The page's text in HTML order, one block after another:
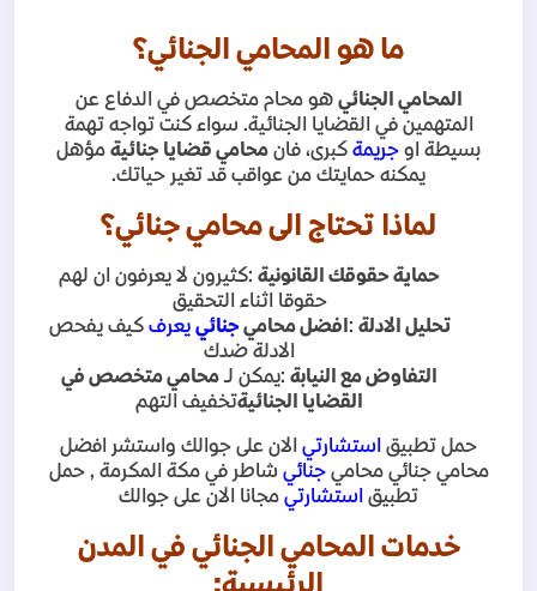
ما هو المحامي الجنائي؟
المحامي الجنائي هو محام متخصص في الدفاع عن
المتهمين في القضايا الجنائية. سواء كنت تواجه تهمة
بسيطة او جريمة كبرى، فان محامي قضايا جنائية مؤهل
يمكنه حمايتك من عواقب قد تغير حياتك.
لماذا تحتاج الى محامي جنائي؟
حماية حقوقك القانونية :كثيرون لا يعرفون ان لهم
حقوقا اثناء التحقيق
تحليل الادلة :افضل محاميجنائي يعرفكيف يفحص
الادلة ضدك
التفاوض مع النيابة :يمكن لـ محامي متخصص في
القضايا الجنائيةتخفيف التهم
حمل تطبيق استشارتي الان على جوالك واستشر افضل
محامي جنائي محاميجنائي شاطر في مكة المكرمة , حمل
تطبيق استشارتي مجانا الان على جوالك
خدمات المحامي الجنائي في المدن